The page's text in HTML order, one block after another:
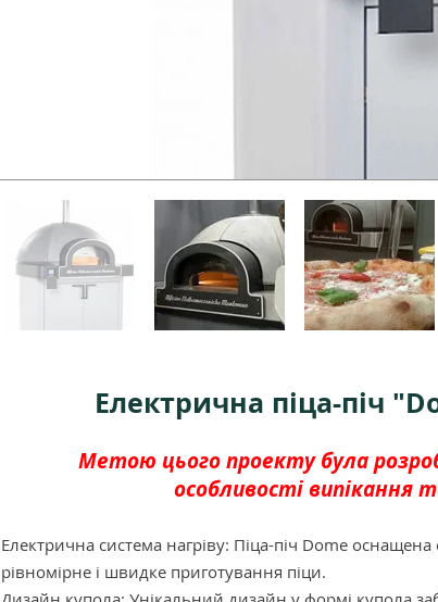
Електрична піца-піч
Метою цього проекту була
особливості випікання
Електрична система нагріву: Піца-піч Dome
рівномірне і швидке приготування піци.